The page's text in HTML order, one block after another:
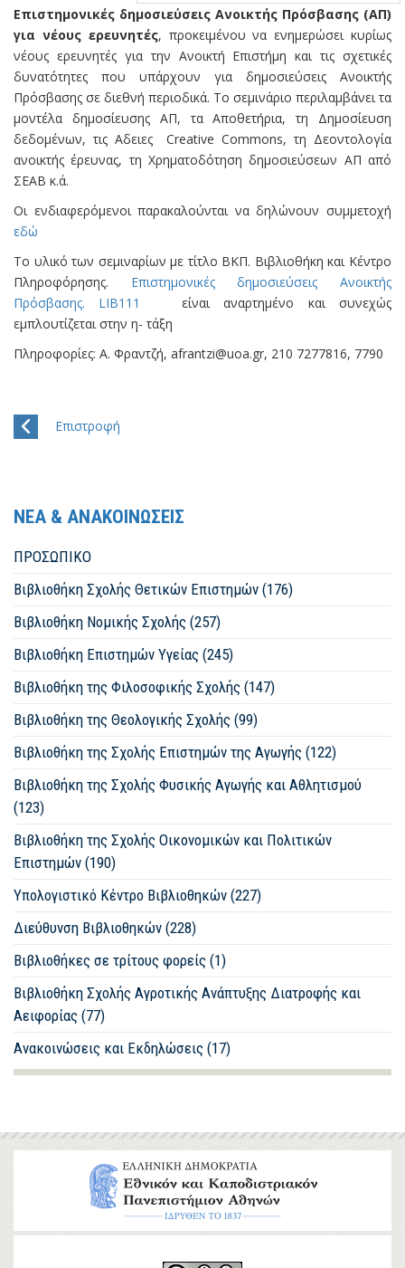
Επιστημονικές δημοσιεύσεις Ανοικτής Πρόσβασης (ΑΠ)
για νέους ερευνητές, προκειμένου να ενημερώσει κυρίως
νέους ερευνητές για την Ανοικτή Επιστήμη και τις σχετικές
δυνατότητες που υπάρχουν για δημοσιεύσεις Ανοικτής
Πρόσβασης σε διεθνή περιοδικά. Το σεμινάριο περιλαμβάνει τα
μοντέλα δημοσίευσης ΑΠ, τα Αποθετήρια, τη Δημοσίευση
δεδομένων, τις Αδειες Creative Commons, τη Δεοντολογία
ανοικτής έρευνας, τη Χρηματοδότηση δημοσιεύσεων ΑΠ από
ΣΕΑΒ κ.ά.
Οι ενδιαφερόμενοι παρακαλούνται να δηλώνουν συμμετοχή
εδώ
Το υλικό των σεμιναρίων με τίτλο ΒΚΠ. Βιβλιοθήκη και Κέντρο
Πληροφόρησης. Επιστημονικές δημοσιεύσεις Ανοικτής
Πρόσβασης. LIB111
είναι αναρτημένο και συνεχώς
εμπλουτίζεται στην η- τάξη
Πληροφορίες: Α. Φραντζή, afrantzi@uoa.gr, 210 7277816, 7790
Επιστροφή
ΝΕΑ & ΑΝΑΚΟΙΝΩΣΕΙΣ
ΠΡΟΣΩΠΙΚΟ
Βιβλιοθήκη Σχολής Θετικών Επιστημών (176)
Βιβλιοθήκη Νομικής Σχολής (257)
Βιβλιοθήκη Επιστημών Υγείας (245)
Βιβλιοθήκη της Φιλοσοφικής Σχολής (147)
Βιβλιοθήκη της Θεολογικής Σχολής (99)
Βιβλιοθήκη της Σχολής Επιστημών της Αγωγής (122)
Βιβλιοθήκη της Σχολής Φυσικής Αγωγής και Αθλητισμού
(123)
Βιβλιοθήκη της Σχολής Οικονομικών και Πολιτικών
Επιστημών (190)
Υπολογιστικό Κέντρο Βιβλιοθηκών (227)
Διεύθυνση Βιβλιοθηκών (228)
Βιβλιοθήκες σε τρίτους φορείς (1)
Βιβλιοθήκη Σχολής Αγροτικής Ανάπτυξης Διατροφής και
Αειφορίας (77)
Ανακοινώσεις και Εκδηλώσεις (17)